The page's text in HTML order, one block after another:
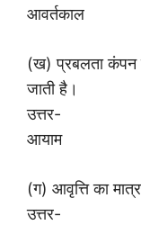
आवर्तकाल
(ख) प्रबलता
जाती है।
उत्तर-
आयाम
(ग) आवृत्ति का
उत्तर-